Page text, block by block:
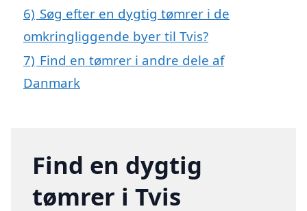
6) Søg efter en dygtig tømrer i de
omkringliggende byer til Tvis?
7) Find en tømrer i andre dele af
Danmark
Find en dygtig
tømrer i Tvis